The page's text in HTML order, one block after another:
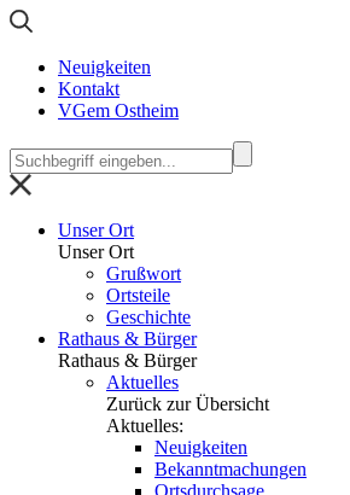
Neuigkeiten
Kontakt
VGem Ostheim
Unser Ort
Unser Ort
Grußwort
Ortsteile
Geschichte
Rathaus & Bürger
Rathaus & Bürger
Aktuelles
Zurück zur Übersicht
Aktuelles:
Neuigkeiten
Bekanntmachungen
Ortsdurchsage